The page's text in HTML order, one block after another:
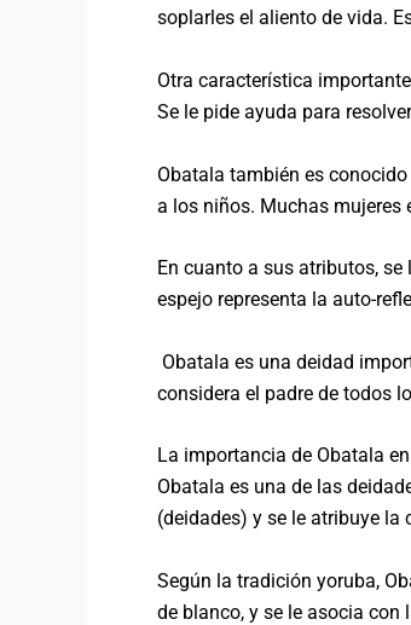
soplarles el aliento de vida.
Otra característica
Se le pide ayuda para
Obatala también es
a los niños. Muchas mujeres
En cuanto a sus atributos,
espejo representa la auto-
Obatala es una deidad
considera el padre de todos
La importancia de Obatala
Obatala es una de las
(deidades) y se le atribuye la
Según la tradición yoruba,
de blanco, y se le asocia